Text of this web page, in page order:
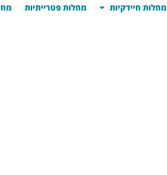
מחלות חיידקיות מחלות פטרייתיות